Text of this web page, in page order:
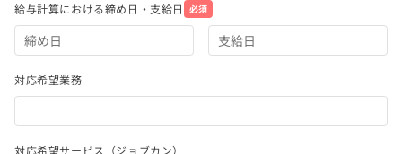
給与計算における締め日・支給日 必須
対応希望業務
対応希望サービス（ジョブカン）